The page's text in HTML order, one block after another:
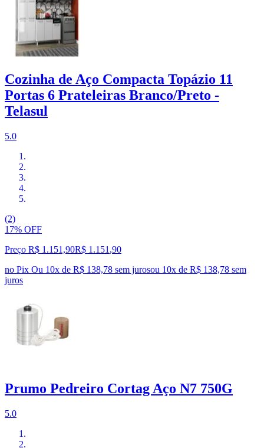
Cozinha de Aço Compacta Topázio 11
Portas 6 Prateleiras Branco/Preto -
Telasul
5.0
(2)
17% OFF
Preço R$ 1.151,90R$ 1.151 ,90
no Pix Ou 10x de R$ 138,78 sem jurosou 10x de R$ 138,78 sem
juros
Prumo Pedreiro Cortag Aço N7 750G
5.0